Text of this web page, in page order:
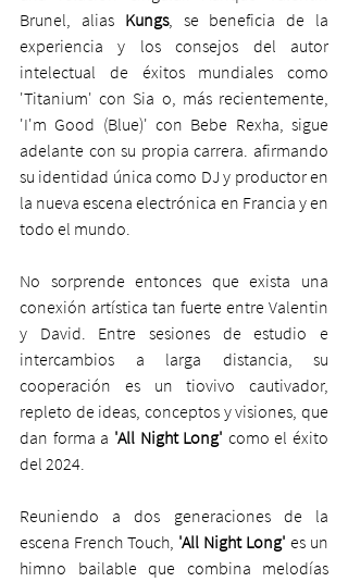
Brunel, alias Kungs, se beneficia de la
experiencia y los consejos del autor
intelectual de éxitos mundiales como
'Titanium' con Sia o, más recientemente,
'I'm Good (Blue)' con Bebe Rexha, sigue
adelante con su propia carrera. afirmando
su identidad única como DJ y productor en
la nueva escena electrónica en Francia y en
todo el mundo.
No sorprende entonces que exista una
conexión artística tan fuerte entre Valentin
y David. Entre sesiones de estudio e
intercambios a larga distancia, su
cooperación es un tiovivo cautivador,
repleto de ideas, conceptos y visiones, que
dan forma a 'All Night Long' como el éxito
del 2024.
Reuniendo a dos generaciones de la
escena French Touch, 'All Night Long' es un
himno bailable que combina melodías